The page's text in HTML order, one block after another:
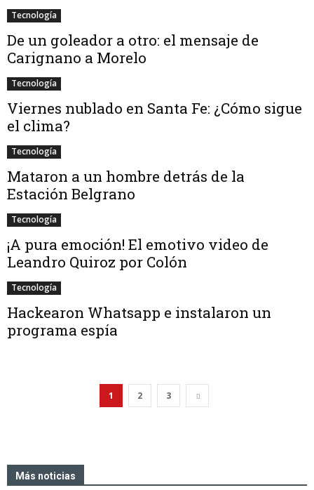
Tecnología
De un goleador a otro: el mensaje de
Carignano a Morelo
Tecnología
Viernes nublado en Santa Fe: ¿Cómo sigue
el clima?
Tecnología
Mataron a un hombre detrás de la
Estación Belgrano
Tecnología
¡A pura emoción! El emotivo video de
Leandro Quiroz por Colón
Tecnología
Hackearon Whatsapp e instalaron un
programa espía
1 2 3
Más noticias